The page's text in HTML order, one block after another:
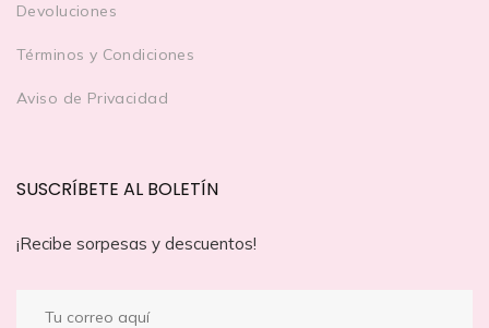
Devoluciones
Términos y Condiciones
Aviso de Privacidad
SUSCRÍBETE AL BOLETÍN
¡Recibe sorpesas y descuentos!